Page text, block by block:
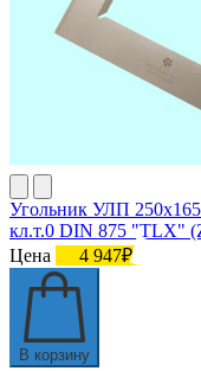
Угольник УЛП
кл.т.0 DIN 875 "TLX"
Цена
4 947₽
В корзину